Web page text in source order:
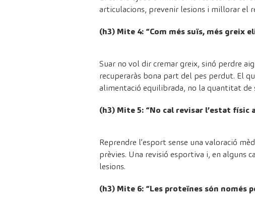
articulacions, prevenir lesions i millorar el
(h3) Mite 4: “Com més suïs, més greix
Suar no vol dir cremar greix, sinó perdre
recuperaràs bona part del pes perdut. El
alimentació equilibrada, no la quantitat de
(h3) Mite 5: “No cal revisar l’estat físic
Reprendre l’esport sense una valoració
prèvies. Una revisió esportiva i, en alguns
lesions.
(h3) Mite 6: “Les proteïnes són només